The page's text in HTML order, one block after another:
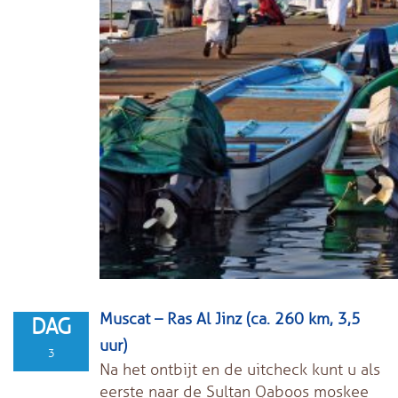
DAG
3
Muscat – Ras Al Jinz (ca. 260 km, 3,5
uur)
Na het ontbijt en de uitcheck kunt u als
eerste naar de Sultan Qaboos moskee